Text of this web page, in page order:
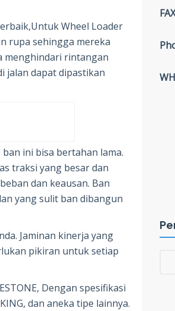
Wheel Loader
rupa sehingga mereka
menghindari rintangan
jalan dapat dipastikan
ini bisa bertahan lama.
traksi yang besar dan
dan keausan. Ban
yang sulit ban dibangun
Jaminan kinerja yang
pikiran untuk setiap
Dengan spesifikasi
dan aneka tipe lainnya.